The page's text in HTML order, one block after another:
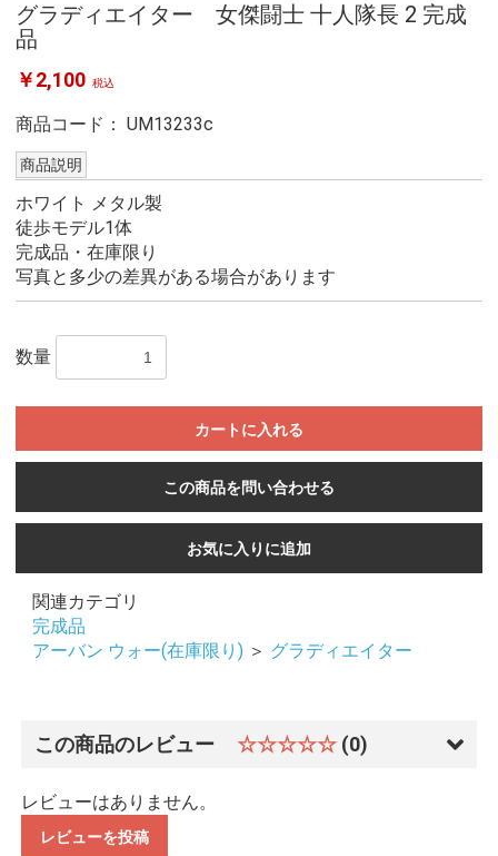
グラディエイター 女傑闘士 十人隊長 2 完成
品
￥2,100 税込
商品コード： UM13233c
商品説明
ホワイト メタル製
徒歩モデル1体
完成品・在庫限り
写真と多少の差異がある場合があります
数量
カートに入れる
この商品を問い合わせる
お気に入りに追加
関連カテゴリ
完成品
アーバン ウォー(在庫限り) ＞ グラディエイター
この商品のレビュー ☆☆☆☆☆ (0)
レビューはありません。
レビューを投稿